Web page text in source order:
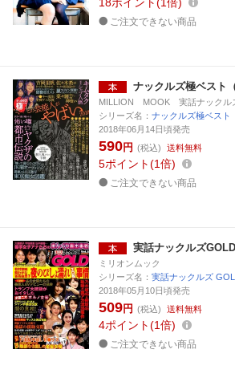
ご注文できない商品
ナックルズ極ベスト
MILLION MOOK 実話ナックル
シリーズ名： ナックルズ極ベスト
2018年06月14日頃発売
590円 (税込) 送料無料
5ポイント 1倍
ご注文できない商品
実話ナックルズ
ミリオンムック
シリーズ名： 実話ナックルズ
2018年05月10日頃発売
509円 (税込) 送料無料
4ポイント 1倍
ご注文できない商品